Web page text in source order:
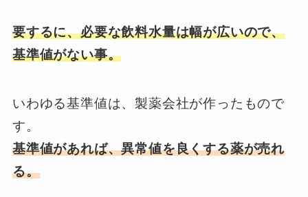
要するに、必要な飲料水量は幅が広いので、
基準値がない事。
いわゆる基準値は、製薬会社が作ったもので
す。
基準値があれば、異常値を良くする薬が売れ
る。